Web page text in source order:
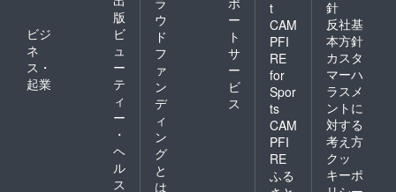
版
ビジ
ネ
ス・
起業
ビ
ュ
ー
テ
ィ
ー
・
ヘ
ル
ス
ウ
ド
フ
ァ
ン
デ
ィ
ン
グ
と
は
ー
ト
サ
ー
ビ
ス
t
CAM
PFI
RE
for
Spor
ts
CAM
PFI
RE
ふる
針
反社基
本方針
カスタ
マーハ
ラスメ
ントに
対する
考え方
クッ
キーポ